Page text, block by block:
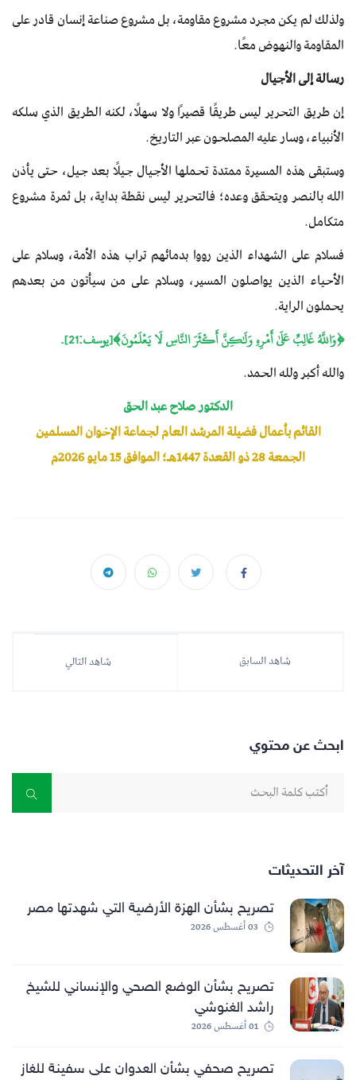
ابحث عن محتوي
آخر التحديثات
تصريح بشأن الهزة الأرضية التي شهدتها مصر
03 أغسطس 2026
تصريح بشأن الوضع الصحي والإنساني للشيخ
راشد الغنوشي
01 أغسطس 2026
تصريح صحفي بشأن العدوان على سفينة للغاز
ولذلك لم يكن مجرد مشروع مقاومة، بل مشروع صناعة إنسان قادر على
المقاومة والنهوض معًا.
رسالة إلى الأجيال
إن طريق التحرير ليس طريقًا قصيرًا ولا سهلًا، لكنه الطريق الذي سلكه
الأنبياء، وسار عليه المصلحون عبر التاريخ.
وستبقى هذه المسيرة ممتدة تحملها الأجيال جيلًا بعد جيل، حتى يأذن
الله بالنصر ويتحقق وعده؛ فالتحرير ليس نقطة بداية، بل ثمرة مشروع
متكامل.
فسلام على الشهداء الذين رووا بدمائهم تراب هذه الأمة، وسلام على
الأحياء الذين يواصلون المسير، وسلام على من سيأتون من بعدهم
يحملون الراية.
﴿وَاللَّهُ غَالِبٌ عَلَىٰ أَمْرِهِ وَلَٰكِنَّ أَكْثَرَ النَّاسِ لَا يَعْلَمُونَ﴾[يوسف:21].
والله أكبر ولله الحمد.
الدكتور صلاح عبد الحق
القائم بأعمال فضيلة المرشد العام لجماعة الإخوان المسلمين
الجمعة 28 ذو القعدة 1447هـ؛ الموافق 15 مايو 2026م
شاهد السابق شاهد التالي